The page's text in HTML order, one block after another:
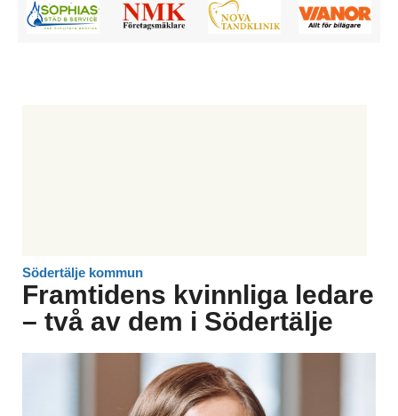
Södertälje kommun
Framtidens kvinnliga ledare
– två av dem i Södertälje